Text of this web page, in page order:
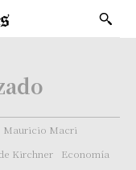
Mauricio Macri
Kirchner
Economía